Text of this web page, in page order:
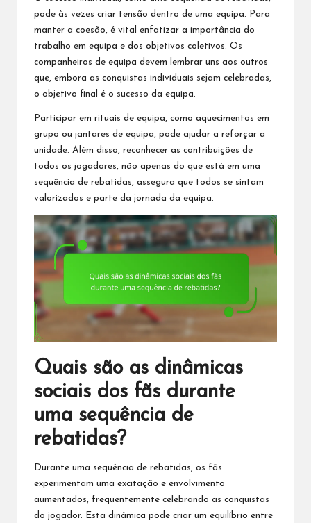
pode às vezes criar tensão dentro de uma equipa. Para
manter a coesão, é vital enfatizar a importância do
trabalho em equipa e dos objetivos coletivos. Os
companheiros de equipa devem lembrar uns aos outros
que, embora as conquistas individuais sejam celebradas,
o objetivo final é o sucesso da equipa.
Participar em rituais de equipa, como aquecimentos em
grupo ou jantares de equipa, pode ajudar a reforçar a
unidade. Além disso, reconhecer as contribuições de
todos os jogadores, não apenas do que está em uma
sequência de rebatidas, assegura que todos se sintam
valorizados e parte da jornada da equipa.
Quais são as dinâmicas
sociais dos fãs durante
uma sequência de
rebatidas?
Durante uma sequência de rebatidas, os fãs
experimentam uma excitação e envolvimento
aumentados, frequentemente celebrando as conquistas
do jogador. Esta dinâmica pode criar um equilíbrio entre